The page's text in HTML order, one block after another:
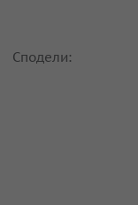
Сподели: